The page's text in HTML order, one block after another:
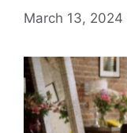
March 13, 2024